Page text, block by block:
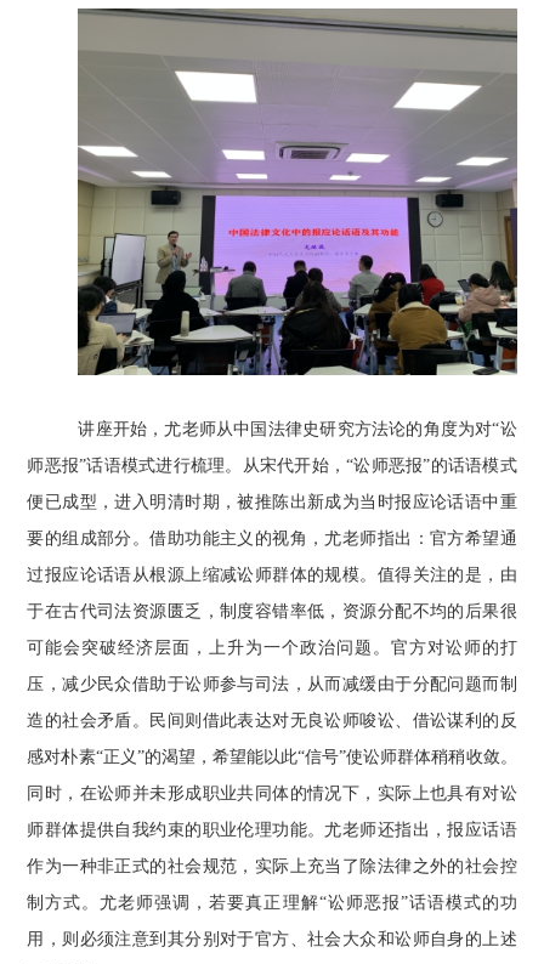
讲座开始，尤老师从中国法律史研究方法论的角度为对“讼
师恶报”话语模式进行梳理。从宋代开始，“讼师恶报”的话语模式
便已成型，进入明清时期，被推陈出新成为当时报应论话语中重
要的组成部分。借助功能主义的视角，尤老师指出：官方希望通
过报应论话语从根源上缩减讼师群体的规模。值得关注的是，由
于在古代司法资源匮乏，制度容错率低，资源分配不均的后果很
可能会突破经济层面，上升为一个政治问题。官方对讼师的打
压，减少民众借助于讼师参与司法，从而减缓由于分配问题而制
造的社会矛盾。民间则借此表达对无良讼师唆讼、借讼谋利的反
感对朴素“正义”的渴望，希望能以此“信号”使讼师群体稍稍收敛。
同时，在讼师并未形成职业共同体的情况下，实际上也具有对讼
师群体提供自我约束的职业伦理功能。尤老师还指出，报应话语
作为一种非正式的社会规范，实际上充当了除法律之外的社会控
制方式。尤老师强调，若要真正理解“讼师恶报”话语模式的功
用，则必须注意到其分别对于官方、社会大众和讼师自身的上述